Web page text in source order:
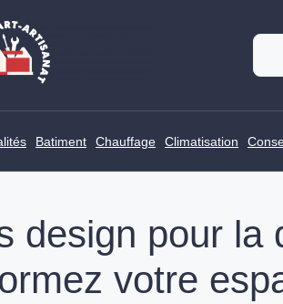
Batiment Chauffage Climatisation
design pour la
votre